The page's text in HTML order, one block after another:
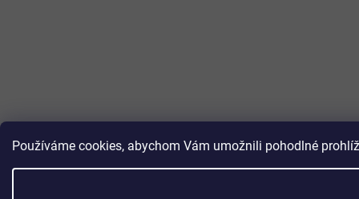
Používáme cookies, abychom Vám umožnili pohodlné